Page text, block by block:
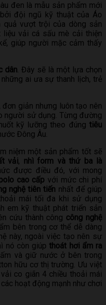
đen là mẫu sản phẩm mới
đội ngũ kỹ thuật của Áo
quả vượt trội của dòng sản
liệu vải cá sấu mè cải thiện
giúp người mặc cảm thấy
dân. Đây sẽ là một lựa chọn
ai ưa sự thanh lịch, trẻ
giản nhưng luôn tạo nên
người sử dụng. Từng đường
kỹ lưỡng theo đúng tiêu
Đông Âu.
niệm một sản phẩm tốt sẽ
vải, nhì form và thứ ba là
được điều đó, với mong
cao cấp với mức chi phí
nghệ tiên tiến nhất để giúp
mái tối đa khi sử dụng
em kỹ thuật phát triển sản
cứu thành công công nghệ
bên trong cơ thể dễ dàng
này, ngoài việc tạo nên sự
nó còn giúpthoát hơi ẩm ra
và giữ nước ở bên trong
hữu cơ thị trường. Ưu việt
co giãn 4 chiều thoải mái
hoạt động mạnh như chơi